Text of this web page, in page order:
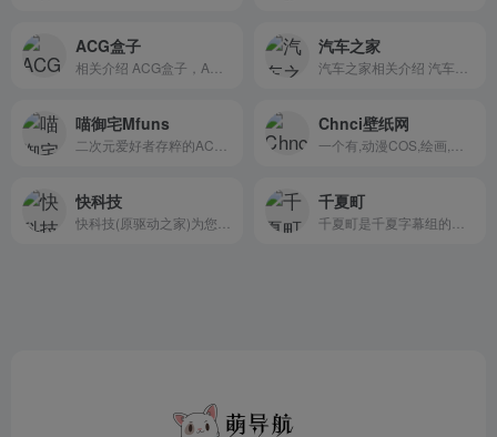
ACG盒子 汽车之家
喵御宅Mfuns Chnci壁纸网
快科技 千夏町